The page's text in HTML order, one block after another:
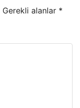
Gerekli alanlar *